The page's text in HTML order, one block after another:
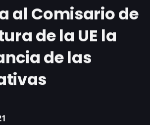
al Comisario de
de la UE la
de las